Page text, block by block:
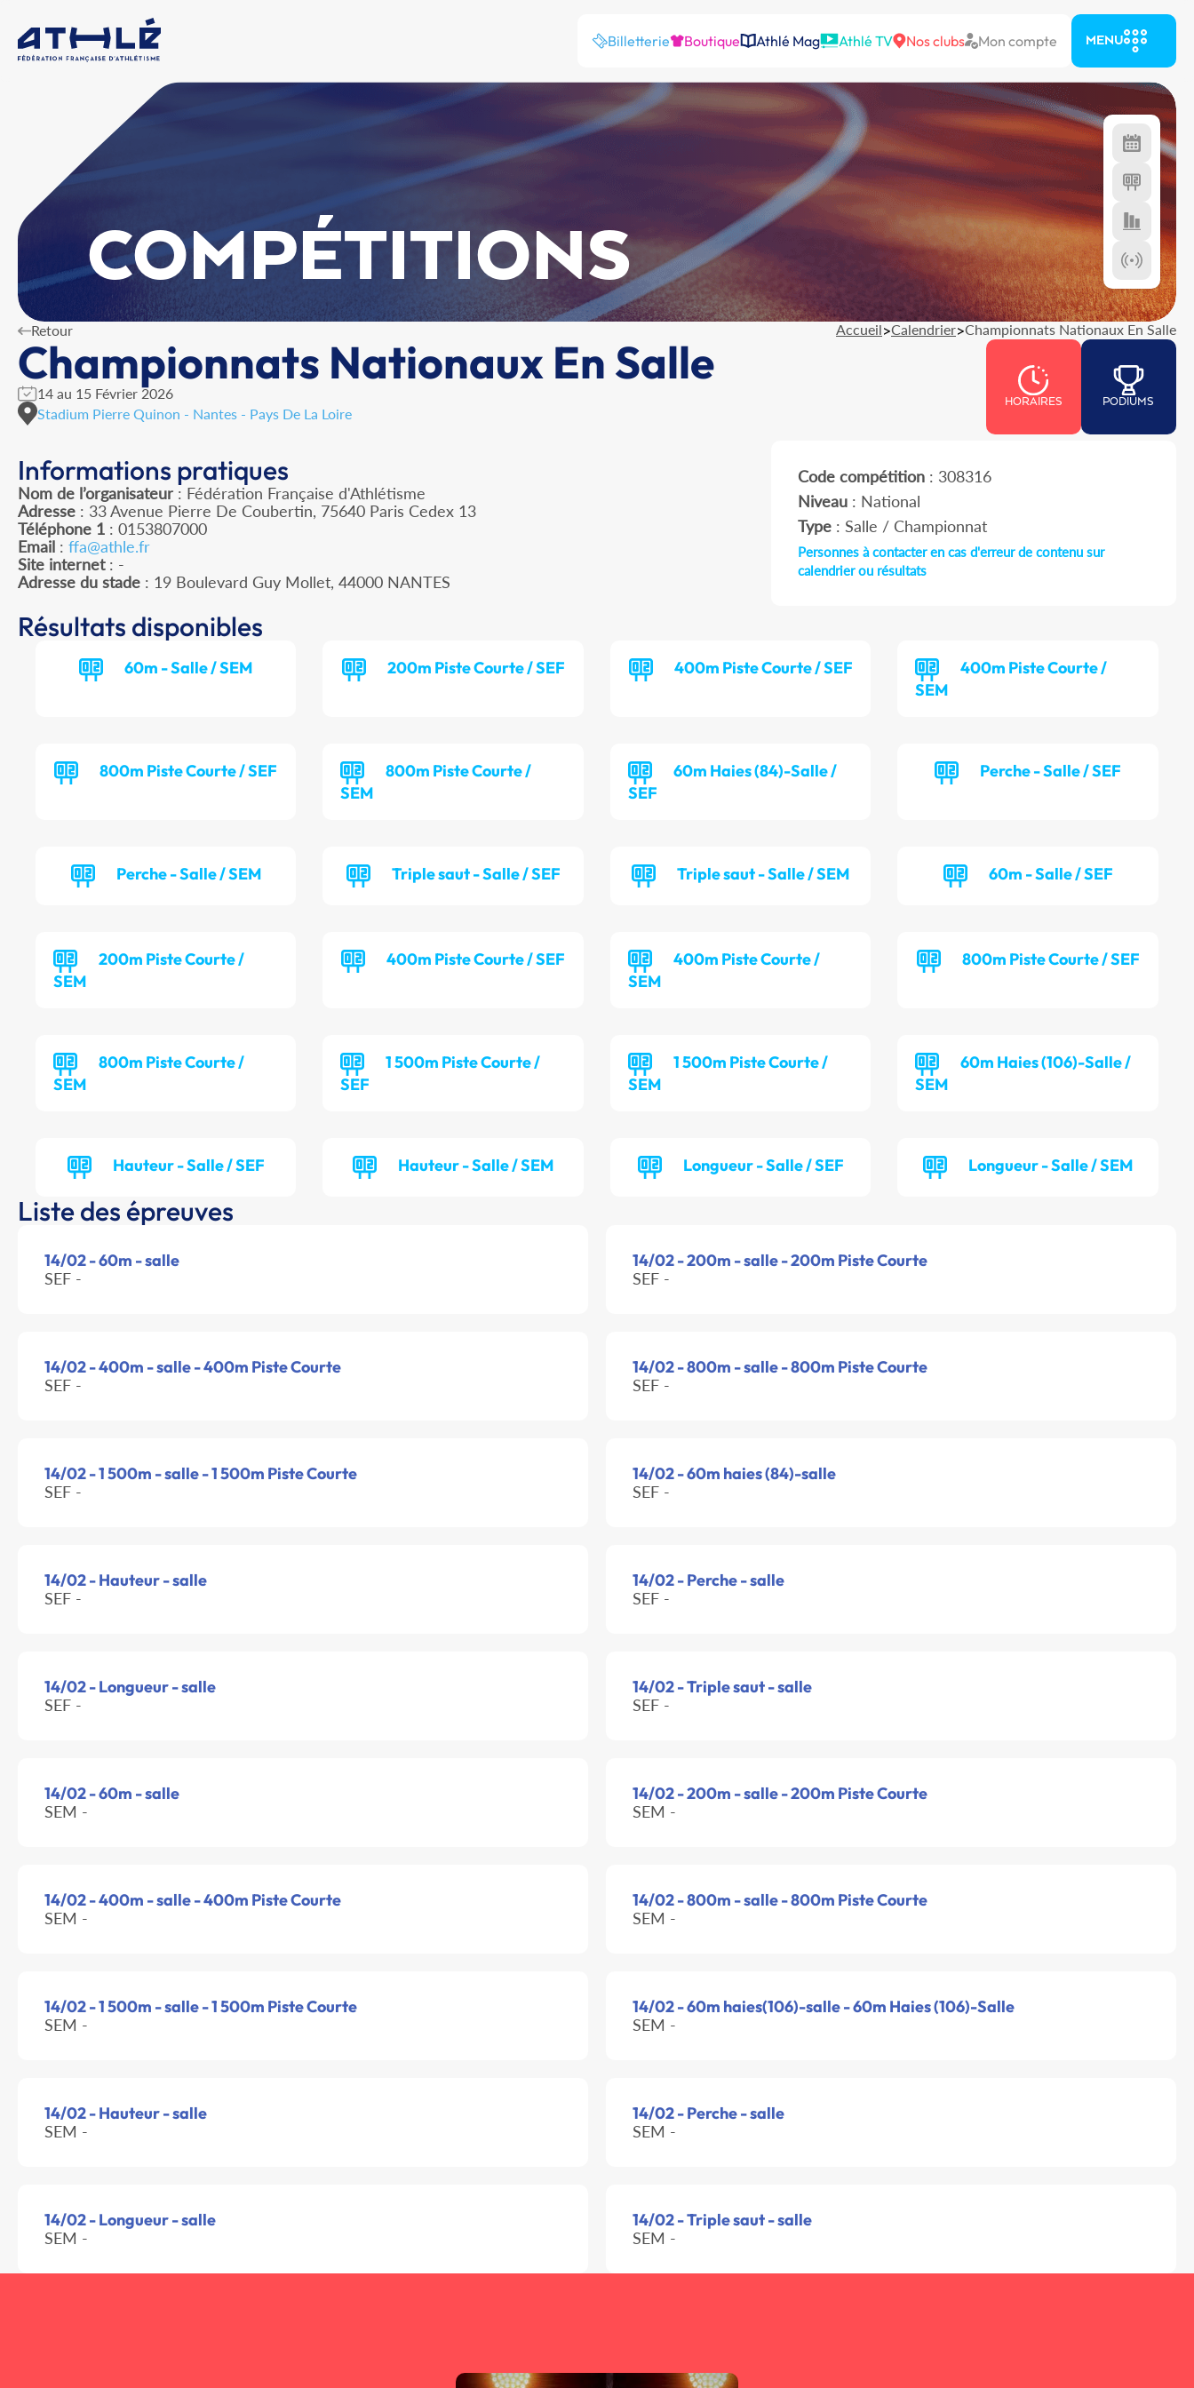
Billetterie Boutique Athlé Mag Athlé TV Nos clubs Mon compte MENU
COMPÉTITIONS
Retour Accueil>Calendrier>Championnats Nationaux En Salle
Championnats Nationaux En Salle
14 au 15 Février 2026
Stadium Pierre Quinon - Nantes - Pays De La Loire
HORAIRES PODIUMS
Informations pratiques
Nom de l’organisateur : Fédération Française d'Athlétisme
Adresse : 33 Avenue Pierre De Coubertin, 75640 Paris Cedex 13
Téléphone 1 : 0153807000
Email : ffa@athle.fr
Site internet: -
Adresse du stade : 19 Boulevard Guy Mollet, 44000 NANTES
Code compétition: 308316
Niveau: National
Type: Salle / Championnat
Personnes à contacter en cas d'erreur de contenu sur
calendrier ou résultats
Résultats disponibles
60m - Salle / SEM 200m Piste Courte / SEF 400m Piste Courte / SEF
400m Piste Courte /
SEM
800m Piste Courte / SEF
800m Piste Courte /
SEM
60m Haies (84)-Salle /
SEF
Perche - Salle / SEF
Perche - Salle / SEM Triple saut - Salle / SEF Triple saut - Salle / SEM 60m - Salle / SEF
200m Piste Courte /
SEM
400m Piste Courte / SEF
400m Piste Courte /
SEM
800m Piste Courte / SEF
800m Piste Courte /
SEM
1 500m Piste Courte /
SEF
1 500m Piste Courte /
SEM
60m Haies (106)-Salle /
SEM
Hauteur - Salle / SEF Hauteur - Salle / SEM Longueur - Salle / SEF Longueur - Salle / SEM
Liste des épreuves
14/02 - 60m - salle
SEF -
14/02 - 200m - salle - 200m Piste Courte
SEF -
14/02 - 400m - salle - 400m Piste Courte
SEF -
14/02 - 800m - salle - 800m Piste Courte
SEF -
14/02 - 1 500m - salle - 1 500m Piste Courte
SEF -
14/02 - 60m haies (84)-salle
SEF -
14/02 - Hauteur - salle
SEF -
14/02 - Perche - salle
SEF -
14/02 - Longueur - salle
SEF -
14/02 - Triple saut - salle
SEF -
14/02 - 60m - salle
SEM -
14/02 - 200m - salle - 200m Piste Courte
SEM -
14/02 - 400m - salle - 400m Piste Courte
SEM -
14/02 - 800m - salle - 800m Piste Courte
SEM -
14/02 - 1 500m - salle - 1 500m Piste Courte
SEM -
14/02 - 60m haies(106)-salle - 60m Haies (106)-Salle
SEM -
14/02 - Hauteur - salle
SEM -
14/02 - Perche - salle
SEM -
14/02 - Longueur - salle
SEM -
14/02 - Triple saut - salle
SEM -